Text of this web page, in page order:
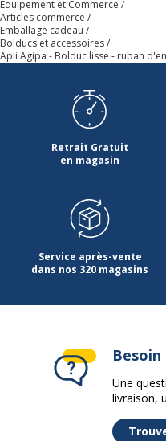
Équipement et Commerce
Articles commerce
Emballage cadeau
Bolducs et accessoires
Apli Agipa - Bolduc lisse - ruban
Retrait Gratuit
en magasin
Service après-vente
dans nos 320 magasins
Besoin
Une
livraison,